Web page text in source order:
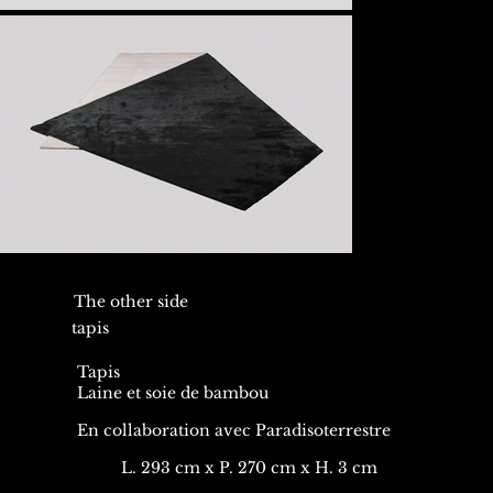
The other side
tapis
L. 293 cm x P. 270 cm x H. 3 cm
Tapis
Laine et soie de bambou
En collaboration avec Paradisoterrestre